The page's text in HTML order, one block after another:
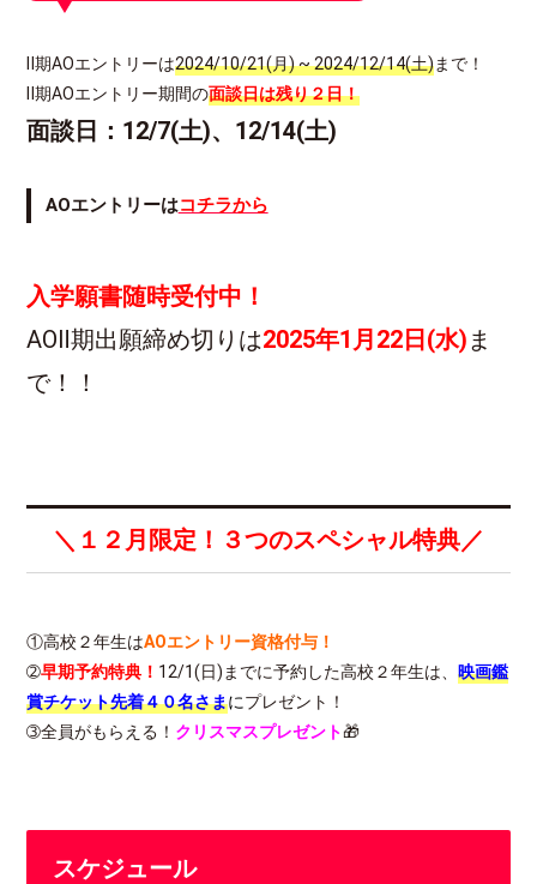
Ⅱ期AOエントリーは2024/10/21(月) ~ 2024/12/14(土)まで！
Ⅱ期AOエントリー期間の面談日は残り２日！
面談日：12/7(土)、12/14(土)
AOエントリーはコチラから
入学願書随時受付中！
AOⅡ期出願締め切りは2025年1月22日(水) ま
で！！
＼１２月限定！３つのスペシャル特典／
①高校２年生はAOエントリー資格付与！
➁早期予約特典！ 12/1(日)までに予約した高校２年生は、映画鑑
賞チケット先着４０名さまにプレゼント！
➂全員がもらえる！ クリスマスプレゼント🎁
スケジュール